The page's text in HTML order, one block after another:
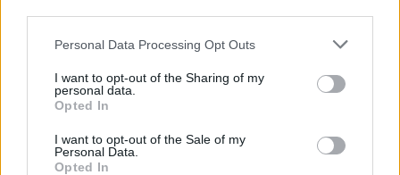
Personal Data Processing Opt Outs
I want to opt-out of the Sharing of my
personal data.
Opted In
I want to opt-out of the Sale of my
Personal Data.
Opted In